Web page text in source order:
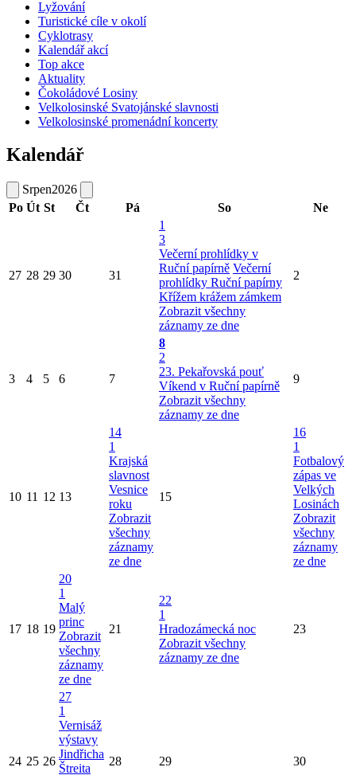
Lyžování
Turistické cíle v okolí
Cyklotrasy
Kalendář akcí
Top akce
Aktuality
Čokoládové Losiny
Velkolosinské Svatojánské slavnosti
Velkolosinské promenádní koncerty
Kalendář
Srpen2026
Po Út St Čt Pá So Ne
27 28 29 30 31
1
3
Večerní prohlídky v
Ruční papírně Večerní
prohlídky Ruční papírny
Křížem krážem zámkem
Zobrazit všechny
záznamy ze dne
2
3 4 5 6 7
8
2
23. Pekařovská pouť
Víkend v Ruční papírně
Zobrazit všechny
záznamy ze dne
9
10 11 12 13
14
1
Krajská
slavnost
Vesnice
roku
Zobrazit
všechny
záznamy
ze dne
15
16
1
Fotbalový
zápas ve
Velkých
Losinách
Zobrazit
všechny
záznamy
ze dne
17 18 19
20
1
Malý
princ
Zobrazit
všechny
záznamy
ze dne
21
22
1
Hradozámecká noc
Zobrazit všechny
záznamy ze dne
23
24 25 26
27
1
Vernisáž
výstavy
Jindřicha
Štreita
28 29 30